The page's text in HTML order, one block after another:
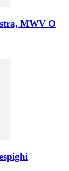
MWV O